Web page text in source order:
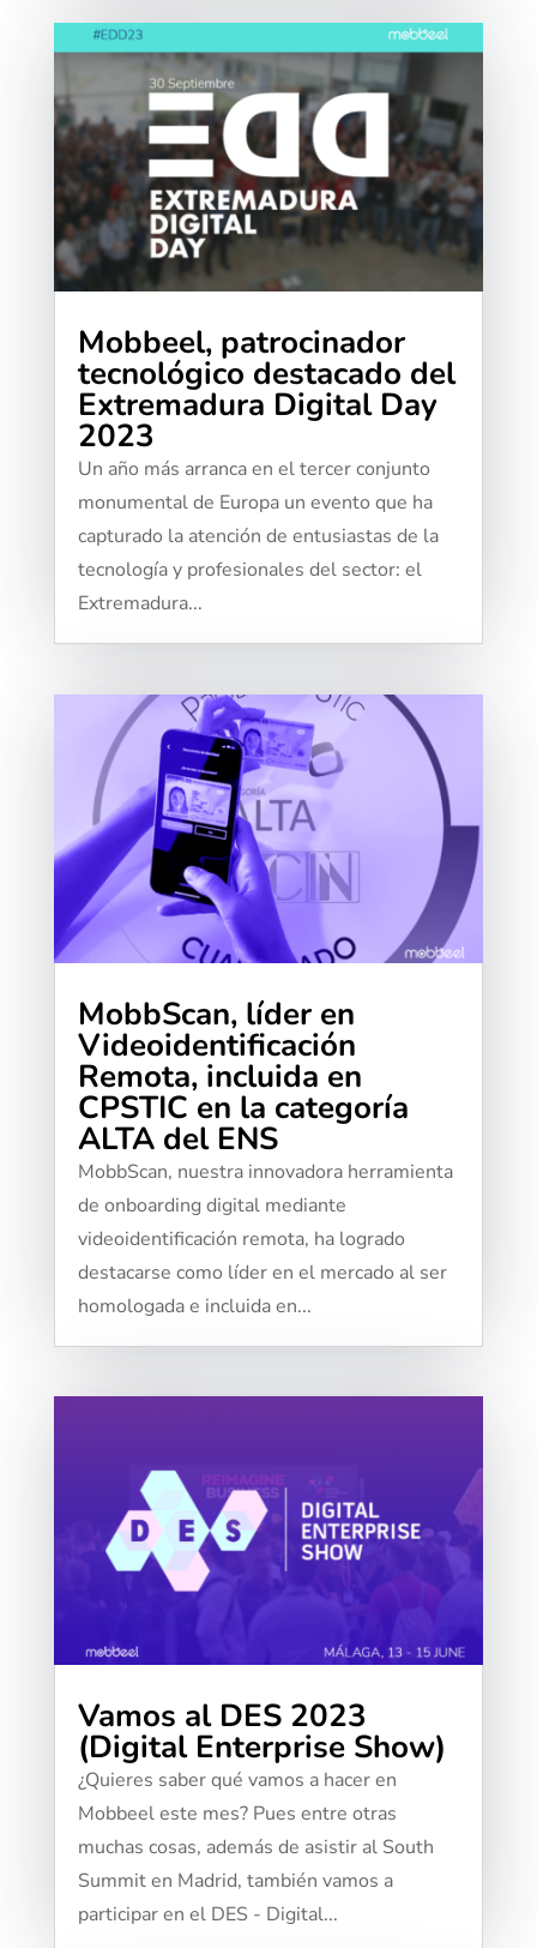
Mobbeel, patrocinador
tecnológico destacado del
Extremadura Digital Day
2023
Un año más arranca en el tercer conjunto
monumental de Europa un evento que ha
capturado la atención de entusiastas de la
tecnología y profesionales del sector: el
Extremadura...
MobbScan, líder en
Videoidentificación
Remota, incluida en
CPSTIC en la categoría
ALTA del ENS
MobbScan, nuestra innovadora herramienta
de onboarding digital mediante
videoidentificación remota, ha logrado
destacarse como líder en el mercado al ser
homologada e incluida en...
Vamos al DES 2023
(Digital Enterprise Show)
¿Quieres saber qué vamos a hacer en
Mobbeel este mes? Pues entre otras
muchas cosas, además de asistir al South
Summit en Madrid, también vamos a
participar en el DES - Digital...